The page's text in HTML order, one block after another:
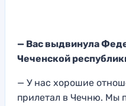
— Вас выдвинула
Чеченской
— У нас хорошие
прилетал в Чечню. Мы